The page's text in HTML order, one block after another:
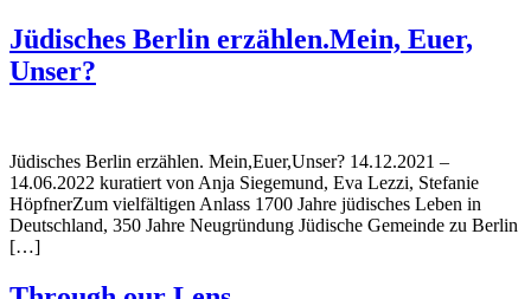
Jüdisches Berlin erzählen.Mein, Euer,
Unser?
Jüdisches Berlin erzählen. Mein,Euer,Unser? 14.12.2021 –
14.06.2022 kuratiert von Anja Siegemund, Eva Lezzi, Stefanie
HöpfnerZum vielfältigen Anlass 1700 Jahre jüdisches Leben in
Deutschland, 350 Jahre Neugründung Jüdische Gemeinde zu Berlin
[…]